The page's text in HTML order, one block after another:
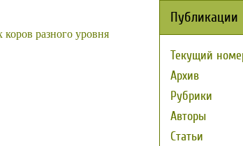
разного уровня
Публикации
Текущий
Архив
Рубрики
Авторы
Статьи